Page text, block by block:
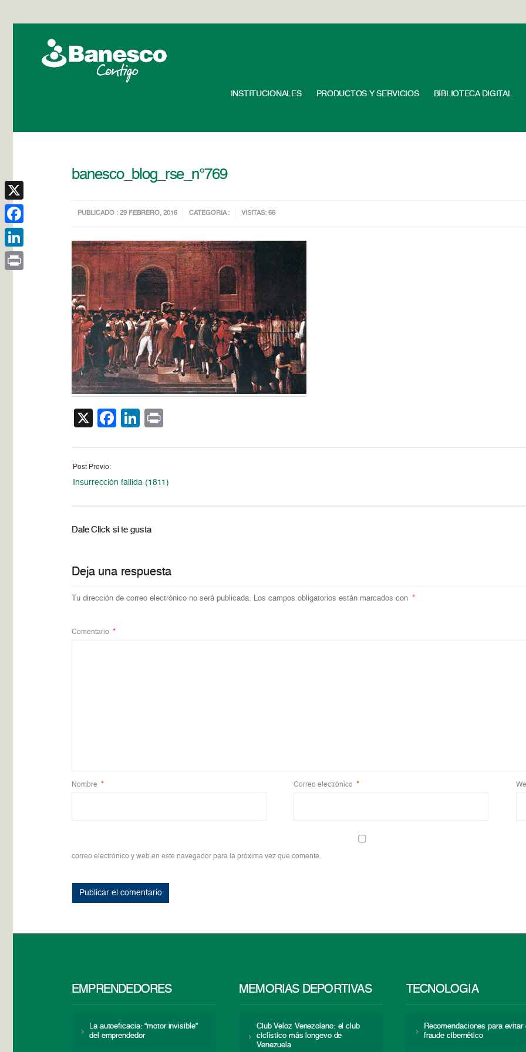
INSTITUCIONALES PRODUCTOS Y SERVICIOS BIBLIOTECA DIGITAL
banesco_blog_rse_n°769
PUBLICADO : 29 FEBRERO, 2016 CATEGORIA : VISITAS: 66
X Facebook
LinkedIn
Post Previo:
Insurrección fallida (1811)
Dale Click si te gusta
Deja una respuesta
Tu dirección de correo electrónico no será publicada. Los campos obligatorios están marcados con *
Comentario *
Nombre * Correo electrónico *
correo electrónico y web en este navegador para la próxima vez que comente.
EMPRENDEDORES
La autoeficacia: “motor invisible”
del emprendedor
MEMORIAS DEPORTIVAS
Club Veloz Venezolano: el club
ciclístico más longevo de
Venezuela
TECNOLOGÍA
Recomendaciones para evitar
fraude cibernético
X
Facebook
LinkedIn